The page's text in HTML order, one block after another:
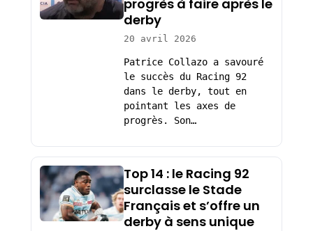
progrès à faire après le
derby
20 avril 2026
Patrice Collazo a savouré
le succès du Racing 92
dans le derby, tout en
pointant les axes de
progrès. Son…
Top 14 : le Racing 92
surclasse le Stade
Français et s’offre un
derby à sens unique